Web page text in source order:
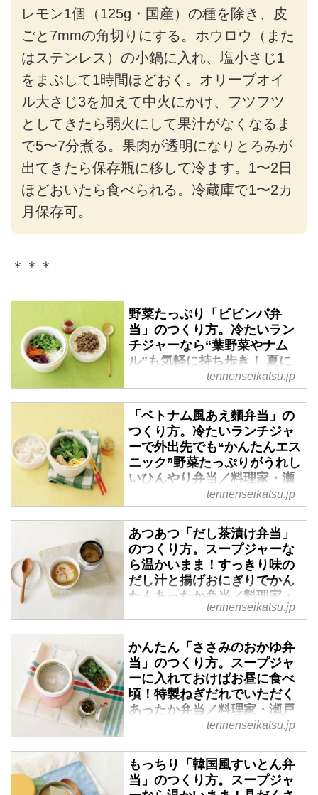
レモン1個（125g・国産）の種を除き、皮
ごと7mmの角切りにする。ホウロウ（また
はステンレス）の小鍋に入れ、塩小さじ1
をまぶして1時間ほどおく。オリーブオイ
ル大さじ3を加えて中火にかけ、フツフツ
としてきたら弱火にして果汁がなくなるま
で5〜7分煮る。果肉が透明になりとろみが
出てきたら保存瓶に移して冷ます。1〜2日
ほどおいたら食べられる。冷蔵庫で1〜2カ
月保存可。
＊＊＊
野菜たっぷり「ビビンパ弁
当」のつくり方。冷たいラン
チジャーなら“葉野菜やナム
ル”も気軽に持ち歩き！ 夏に
もおすすめひんやり弁当／料
理家・瀬戸口しおりさん - 天
然生活web
（『天然生活』2020年4月号掲
載）
tennenseikatsu.jp
「ベトナム風あえ麵弁当」の
つくり方。冷たいランチジャ
ーで外出先でも“かんたんエス
ニック”野菜たっぷりがうれし
いひんやり弁当／料理家・瀬
戸口しおりさん - 天然生活
web
（『天然生活』2020年4月号掲
載）
tennenseikatsu.jp
あつあつ「だし茶漬け弁当」
のつくり方。スープジャーな
ら温かいまま！すっきり味の
だし汁と揚げおにぎりでかん
たんあったか弁当／料理家・
瀬戸口しおりさん - 天然生活
（『天然生活』2020年4月号掲
載）
tennenseikatsu.jp
かんたん「ささみのおかゆ弁
当」のつくり方。スープジャ
ーに入れておけばお昼に食べ
頃！特製ねぎだれでいただく
あったか弁当／料理家・瀬戸
口しおりさん - 天然生活web
載）
tennenseikatsu.jp
もっちり「韓国風すいとん弁
当」のつくり方。スープジャ